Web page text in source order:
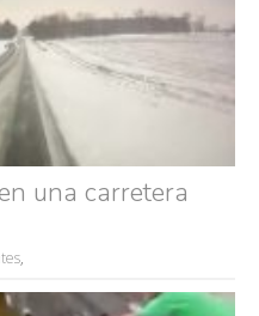
una carretera
,